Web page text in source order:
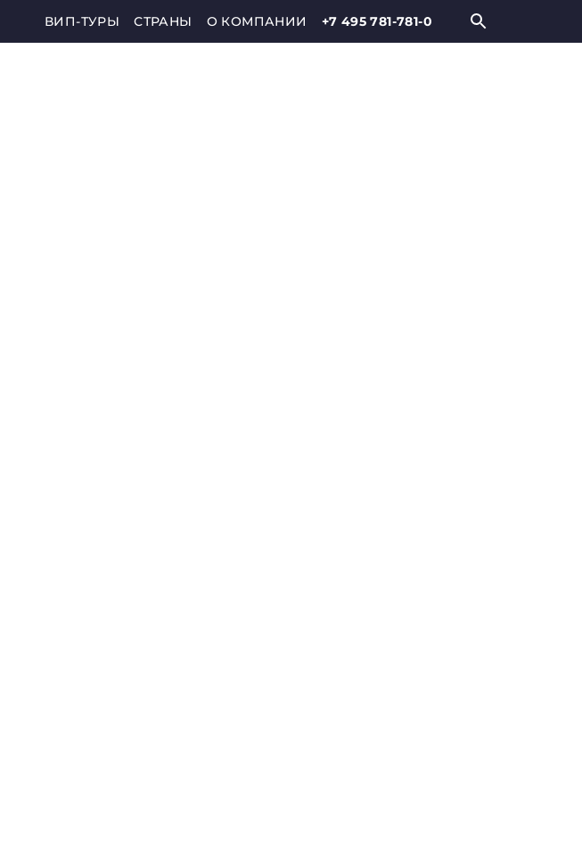
ВИП-ТУРЫ СТРАНЫ О КОМПАНИИ +7 495 781-781-0